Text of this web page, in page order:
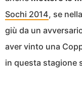
Sochi 2014, se
giù da un
aver vinto una
in questa stagione